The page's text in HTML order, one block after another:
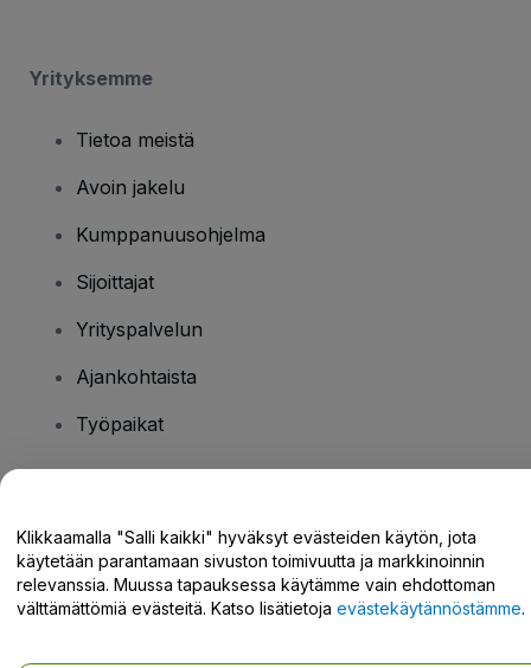
Yrityksemme
Tietoa meistä
Avoin jakelu
Kumppanuusohjelma
Sijoittajat
Yrityspalvelun
Ajankohtaista
Työpaikat
Tukikeskus / Ota meihin yhteyttä
Klikkaamalla "Salli kaikki" hyväksyt evästeiden käytön, jota
käytetään parantamaan sivuston toimivuutta ja markkinoinnin
relevanssia. Muussa tapauksessa käytämme vain ehdottoman
välttämättömiä evästeitä. Katso lisätietoja evästekäytännöstämme.